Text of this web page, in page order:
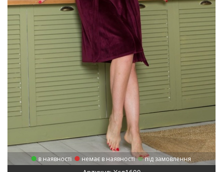
в наявності немає в наявності під замовлення